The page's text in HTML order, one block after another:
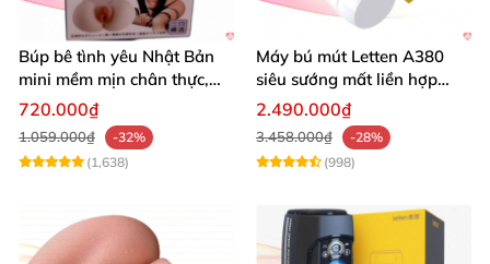
Búp bê tình yêu Nhật Bản
mini mềm mịn chân thực,
mông tròn quyến rũ
720.000₫
1.059.000₫
-32%
(1,638)
Máy bú mút Letten A380
siêu sướng mất liền hợp
chói
2.490.000₫
3.458.000₫
-28%
(998)